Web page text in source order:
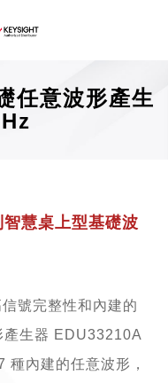
任意波形產生
慧桌上型基礎波
號完整性和內建的
產生器 EDU33210A
內建的任意波形，